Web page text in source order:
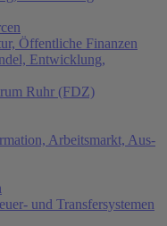
Öffentliche Finanzen
Entwicklung,
Ruhr (FDZ)
Arbeitsmarkt, Aus-
und Transfersystemen